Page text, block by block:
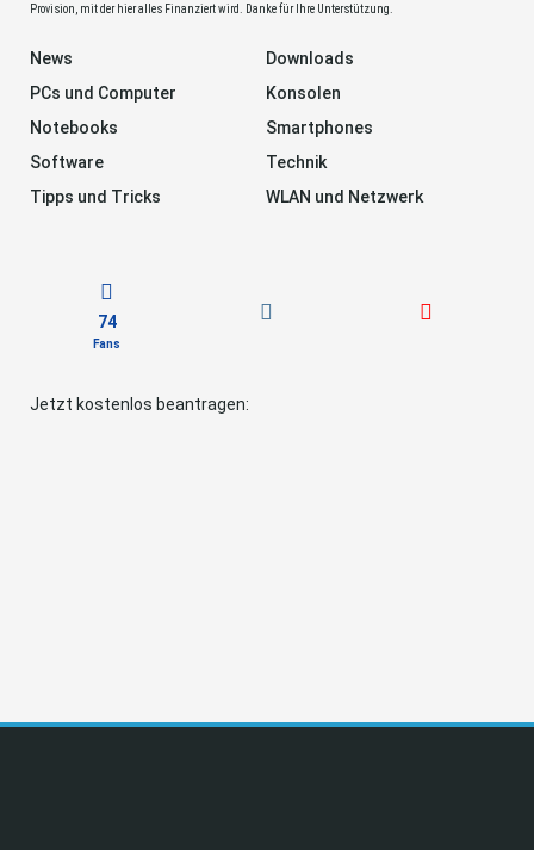
Provision, mit der hier alles Finanziert wird. Danke für Ihre Unterstützung.
News
Downloads
PCs und Computer
Konsolen
Notebooks
Smartphones
Software
Technik
Tipps und Tricks
WLAN und Netzwerk
74
Fans
Jetzt kostenlos beantragen: